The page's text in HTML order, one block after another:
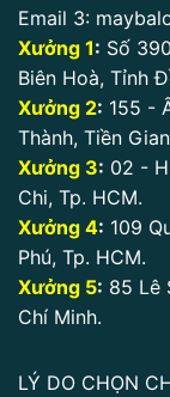
Email 3:
Xưởng 1: Số
Biên Hoà, Tỉnh
Xưởng 2: 155 -
Thành, Tiền
Xưởng 3: 02 -
Chi, Tp. HCM.
Xưởng 4: 109
Phú, Tp. HCM.
Xưởng 5: 85 Lê
Chí Minh.
LÝ DO CHỌN